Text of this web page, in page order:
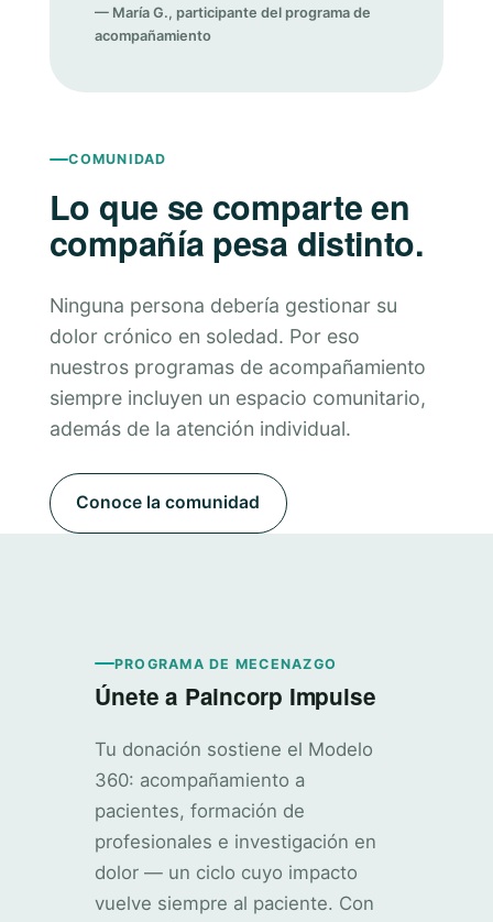
— María G., participante del programa de
acompañamiento
COMUNIDAD
Lo que se comparte en
compañía pesa distinto.
Ninguna persona debería gestionar su
dolor crónico en soledad. Por eso
nuestros programas de acompañamiento
siempre incluyen un espacio comunitario,
además de la atención individual.
Conoce la comunidad
PROGRAMA DE MECENAZGO
Únete a Paincorp Impulse
Tu donación sostiene el Modelo
360: acompañamiento a
pacientes, formación de
profesionales e investigación en
dolor — un ciclo cuyo impacto
vuelve siempre al paciente. Con